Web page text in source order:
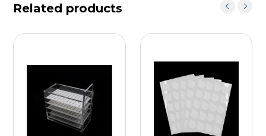
Related products